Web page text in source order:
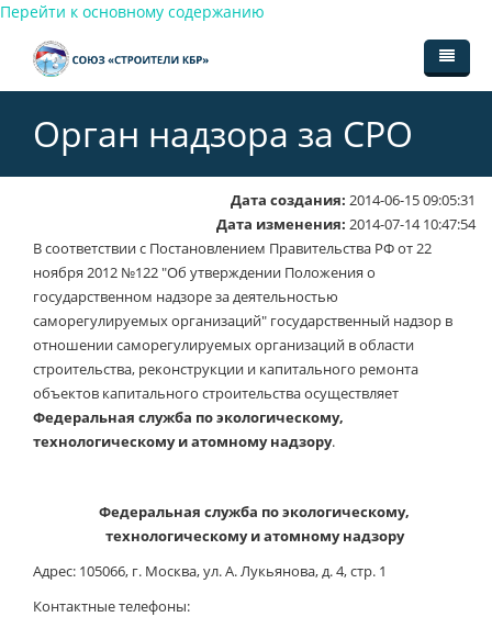
Перейти к основному содержанию
Органы СРО
Общее собрание членов
Совет Союза
Генеральный директор
Контрольная комиссия
Ревизионная комиссия
Вступление
Размеры взносов
Прекращение членства
Документы
Устав СРО
Внутренние документы
Решения генерального директора
Протоколы общего собрания
Проекты документов к ОС
Новости
Контакты
Участники
Орган надзора за СРО
Дата создания: 2014-06-15 09:05:31
Дата изменения: 2014-07-14 10:47:54
В соответствии с Постановлением Правительства РФ от 22
ноября 2012 №122 "Об утверждении Положения о
государственном надзоре за деятельностью
саморегулируемых организаций" государственный надзор в
отношении саморегулируемых организаций в области
строительства, реконструкции и капитального ремонта
объектов капитального строительства осуществляет
Федеральная служба по экологическому,
технологическому и атомному надзору.
Федеральная служба по экологическому,
технологическому и атомному надзору
Адрес: 105066, г. Москва, ул. А. Лукьянова, д. 4, стр. 1
Контактные телефоны: